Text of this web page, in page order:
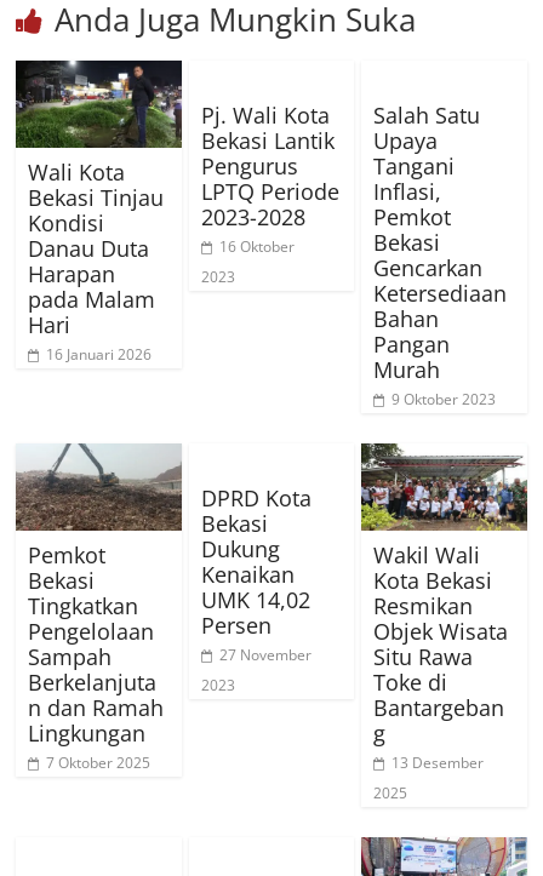
Anda Juga Mungkin Suka
Wali Kota
Bekasi Tinjau
Kondisi
Danau Duta
Harapan
pada Malam
Hari
16 Januari 2026
Pj. Wali Kota
Bekasi Lantik
Pengurus
LPTQ Periode
2023-2028
16 Oktober
2023
Salah Satu
Upaya
Tangani
Inflasi,
Pemkot
Bekasi
Gencarkan
Ketersediaan
Bahan
Pangan
Murah
9 Oktober 2023
Pemkot
Bekasi
Tingkatkan
Pengelolaan
Sampah
Berkelanjuta
n dan Ramah
Lingkungan
7 Oktober 2025
DPRD Kota
Bekasi
Dukung
Kenaikan
UMK 14,02
Persen
27 November
2023
Wakil Wali
Kota Bekasi
Resmikan
Objek Wisata
Situ Rawa
Toke di
Bantargeban
g
13 Desember
2025